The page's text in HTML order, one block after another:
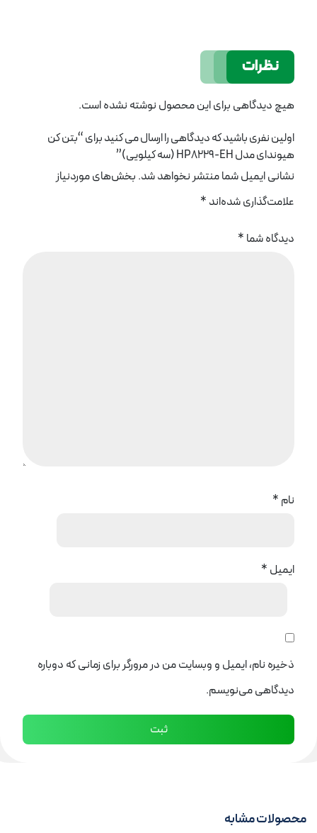
نظرات
هیچ دیدگاهی برای این محصول نوشته نشده است.
اولین نفری باشید که دیدگاهی را ارسال می کنید برای “بتن کن
هیوندای مدل HP8229-EH (سه کیلویی)”
نشانی ایمیل شما منتشر نخواهد شد. بخش‌های موردنیاز
علامت‌گذاری شده‌اند *
دیدگاه شما *
نام *
ایمیل *
ذخیره نام، ایمیل و وبسایت من در مرورگر برای زمانی که دوباره
دیدگاهی می‌نویسم.
محصولات مشابه